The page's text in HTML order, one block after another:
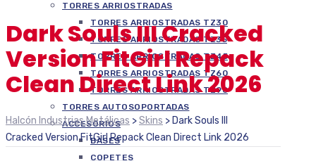
TORRES ARRIOSTRADAS
TORRES ARRIOSTRADAS TZ30
TORRES ARRIOSTRADAS TZ35
TORRES ARRIOSTRADAS TZ45
TORRES ARRIOSTRADAS TZ60
TORRES ARRIOSTRADAS TZ90
TORRES AUTOSOPORTADAS
ACCESORIOS
BASES
COPETES
Dark Souls III Cracked
Version FitGirl Repack
Clean Direct Link 2026
Halcón Industrias Metálicas >Skins > Dark Souls III
Cracked Version FitGirl Repack Clean Direct Link 2026